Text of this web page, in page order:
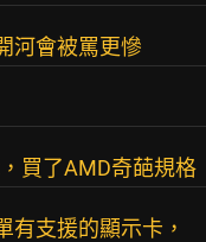
河會被罵更慘
買了AMD奇葩規格
有支援的顯示卡，